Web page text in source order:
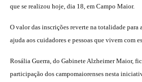
que se realizou hoje, dia 18, em Campo Maior.
O valor das inscrições reverte na totalidade para
ajuda aos cuidadores e pessoas que vivem com
Rosália Guerra, do Gabinete Alzheimer Maior,
participação dos campomaiorenses nesta